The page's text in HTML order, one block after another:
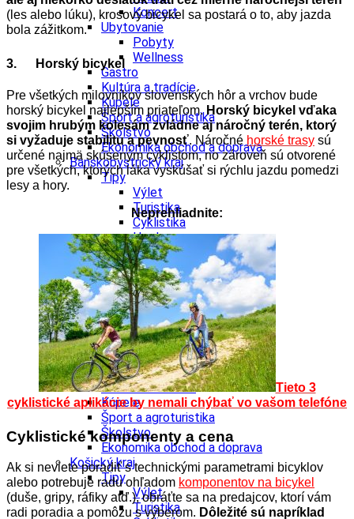
Koncert
Ubytovanie
Pobyty
Wellness
Gastro
Kultúra a tradície
Kúpele
Šport a agroturistika
Školstvo
Ekonomika obchod a doprava
Banskobystrický kraj
Tipy
Výlet
Turistika
Cyklistika
Hrady
Podujatia
Výstava
Galéria
Festival
Folklór
Ubytovanie
Wellness
Gastro
Kaviarne
Kultúra a tradície
Kúpele
Šport a agroturistika
Školstvo
Ekonomika obchod a doprava
Košický kraj
Tipy
Výlet
Turistika
(les alebo lúku), krosový bicykel sa postará o to, aby jazda
bola zážitkom.
3. Horský bicykel
Pre všetkých milovníkov slovenských hôr a vrchov bude
horský bicykel najlepším priateľom. Horský bicykel vďaka
svojim hrubým kolesám zvládne aj náročný terén, ktorý
si vyžaduje stabilitu a pevnosť. Náročné horské trasy sú
určené najmä skúseným cyklistom, no zároveň sú otvorené
pre všetkých, ktorých láka vyskúšať si rýchlu jazdu pomedzi
lesy a hory.
Neprehliadnite:
Tieto 3
cyklistické aplikácie by nemali chýbať vo vašom telefóne
Cyklistické komponenty a cena
Ak si neviete poradiť s technickými parametrami bicyklov
alebo potrebuje radu ohľadom komponentov na bicykel
(duše, gripy, ráfiky atď.), obráťte sa na predajcov, ktorí vám
radi poradia a pomôžu s výberom. Dôležité sú napríklad